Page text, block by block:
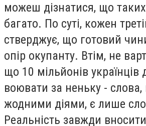
можеш дізнатися, що
багато. По суті, кожен
стверджує, що готовий
опір окупанту. Втім, не
що 10 мільйонів українців
воювати за неньку - слова,
жодними діями, є лише
Реальність завжди